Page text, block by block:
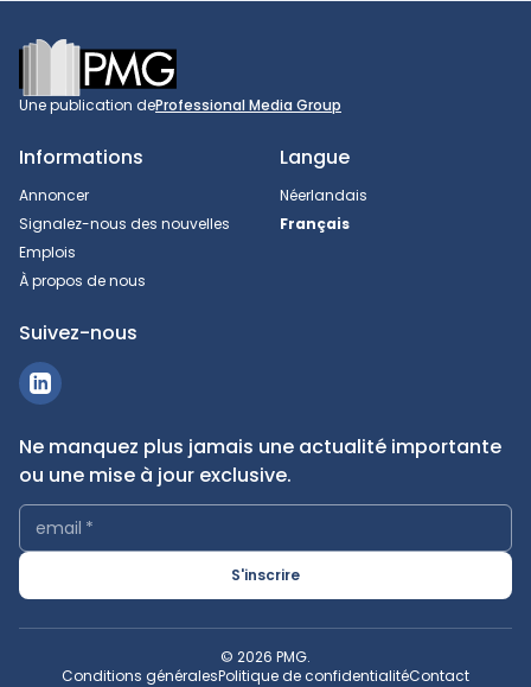
Footer
Une publication deProfessional Media Group
Informations
Annoncer
Signalez-nous des nouvelles
Emplois
À propos de nous
Langue
Néerlandais
Français
Suivez-nous
Ne manquez plus jamais une actualité importante
ou une mise à jour exclusive.
email *
S'inscrire
© 2026 PMG.
Conditions généralesPolitique de confidentialitéContact